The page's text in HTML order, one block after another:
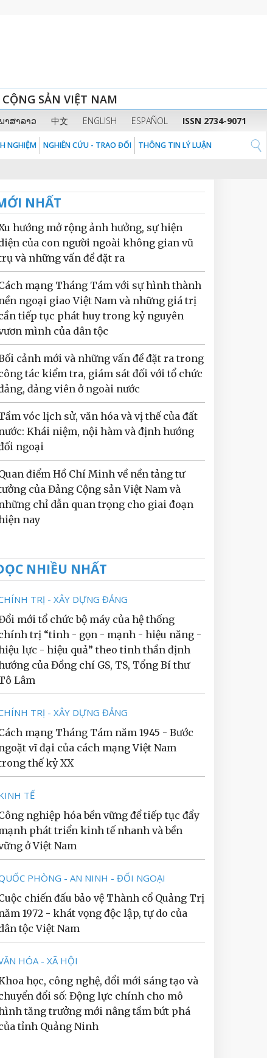
SẢN VIỆT NAM
າສາລາວ 中文 ENGLISH ESPAÑOL ISSN 2734-9071
NGHIỆM NGHIÊN CỨU - TRAO ĐỔI THÔNG TIN LÝ LUẬN
NHẤT
hướng mở rộng ảnh hưởng, sự hiện
của con người ngoài không gian vũ
và những vấn đề đặt ra
mạng Tháng Tám với sự hình thành
ngoại giao Việt Nam và những giá trị
tiếp tục phát huy trong kỷ nguyên
mình của dân tộc
cảnh mới và những vấn đề đặt ra trong
tác kiểm tra, giám sát đối với tổ chức
đảng viên ở ngoài nước
vóc lịch sử, văn hóa và vị thế của đất
Khái niệm, nội hàm và định hướng
ngoại
điểm Hồ Chí Minh về nền tảng tư
của Đảng Cộng sản Việt Nam và
chỉ dẫn quan trọng cho giai đoạn
nay
NHIỀU NHẤT
TRỊ - XÂY DỰNG ĐẢNG
mới tổ chức bộ máy của hệ thống
trị “tinh - gọn - mạnh - hiệu năng -
lực - hiệu quả” theo tinh thần định
của Đồng chí GS, TS, Tổng Bí thư
Lâm
TRỊ - XÂY DỰNG ĐẢNG
mạng Tháng Tám năm 1945 - Bước
vĩ đại của cách mạng Việt Nam
thế kỷ XX
TẾ
nghiệp hóa bền vững để tiếp tục đẩy
phát triển kinh tế nhanh và bền
ở Việt Nam
PHÒNG - AN NINH - ĐỐI NGOẠI
chiến đấu bảo vệ Thành cổ Quảng Trị
1972 - khát vọng độc lập, tự do của
tộc Việt Nam
HÓA - XÃ HỘI
học, công nghệ, đổi mới sáng tạo và
đổi số: Động lực chính cho mô
tăng trưởng mới nâng tầm bứt phá
tỉnh Quảng Ninh